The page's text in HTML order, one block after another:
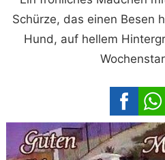
Schürze, das einen Besen
Hund, auf hellem